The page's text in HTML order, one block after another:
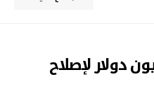
يقترض 450 مليون دولار لإصلاح